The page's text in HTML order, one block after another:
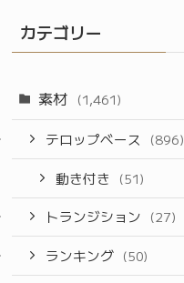
カテゴリー
素材 (1,461)
テロップベース (896)
動き付き (51)
トランジション (27)
ランキング (50)